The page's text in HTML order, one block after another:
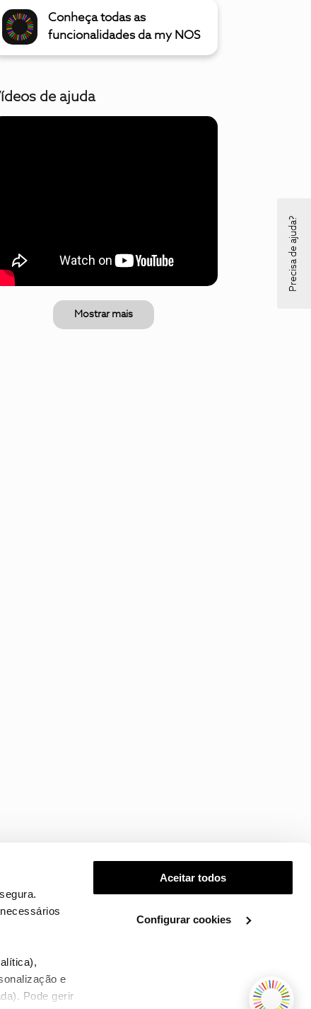
e
Pode gerir
Aceitar todos
Configurar cookies
Conheça todas as
funcionalidades da my NOS
de ajuda
Mostrar mais
Precisa de ajuda?